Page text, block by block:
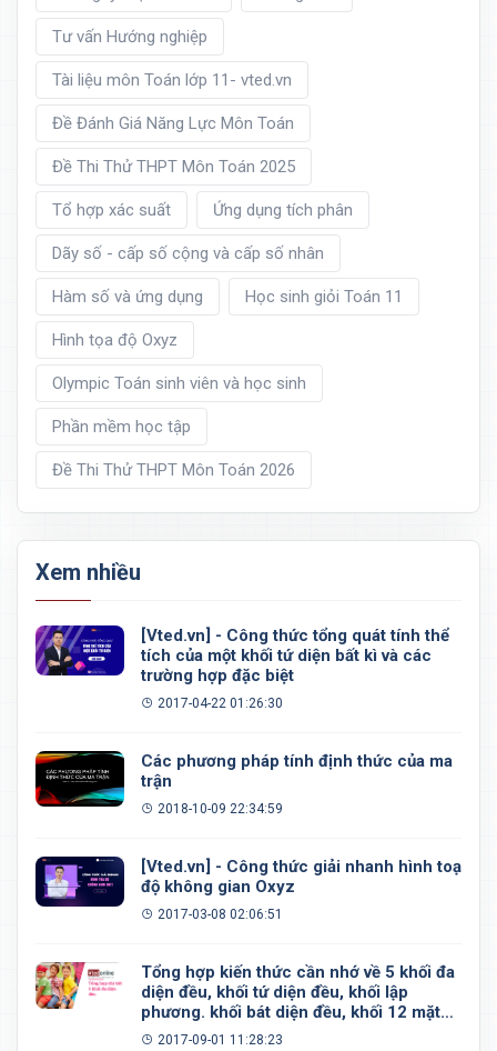
Tư vấn Hướng nghiệp
Tài liệu môn Toán lớp 11- vted.vn
Đề Đánh Giá Năng Lực Môn Toán
Đề Thi Thử THPT Môn Toán 2025
Tổ hợp xác suất Ứng dụng tích phân
Dãy số - cấp số cộng và cấp số nhân
Hàm số và ứng dụng Học sinh giỏi Toán 11
Hình tọa độ Oxyz
Olympic Toán sinh viên và học sinh
Phần mềm học tập
Đề Thi Thử THPT Môn Toán 2026
Xem nhiều
[Vted.vn] - Công thức tổng quát tính thể
tích của một khối tứ diện bất kì và các
trường hợp đặc biệt
2017-04-22 01:26:30
Các phương pháp tính định thức của ma
trận
2018-10-09 22:34:59
[Vted.vn] - Công thức giải nhanh hình toạ
độ không gian Oxyz
2017-03-08 02:06:51
Tổng hợp kiến thức cần nhớ về 5 khối đa
diện đều, khối tứ diện đều, khối lập
phương. khối bát diện đều, khối 12 mặt
đều, khối 20 mặt đều
2017-09-01 11:28:23